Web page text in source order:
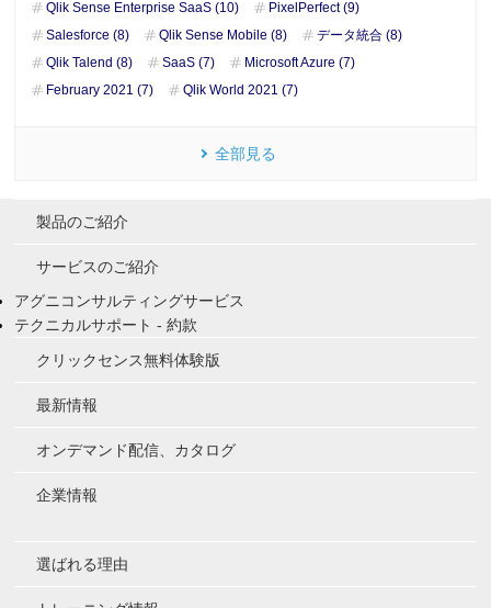
Qlik Sense Enterprise SaaS (10)
PixelPerfect (9)
Salesforce (8)
Qlik Sense Mobile (8)
データ統合 (8)
Qlik Talend (8)
SaaS (7)
Microsoft Azure (7)
February 2021 (7)
Qlik World 2021 (7)
全部見る
製品のご紹介
サービスのご紹介
アグニコンサルティングサービス
テクニカルサポート - 約款
クリックセンス無料体験版
最新情報
オンデマンド配信、カタログ
企業情報
選ばれる理由